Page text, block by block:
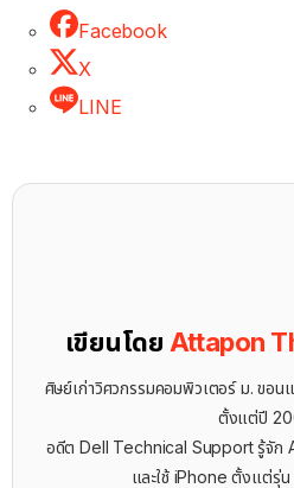
Facebook
X
LINE
เขียนโดย Attapon
ศิษย์เก่าวิศวกรรมคอมพิวเตอร์ ม. ขอ
ตั้งแต่ปี
อดีต Dell Technical Support รู้จัก
และใช้ iPhone ตั้งแต่รุ่